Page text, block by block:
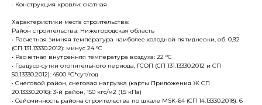
· Конструкция кровли: скатная
Характеристики места строительства:
Район строительства: Нижегородская область
• Расчетная зимняя температура наиболее холодной пятидневки, об. 0,92
(СП 131.13330.2012): минус 24 °С
• Расчетная внутренняя температура воздуха: 22 °С
• Градусо-сутки отопительного периода, ГСОП (СП 131.13330.2012 и СП
50.13330.2012): 4500 °С*сут/год
• Снеговой район, снеговая нагрузка (карты Приложения Ж СП
20.13330.2016): 3-й район, 150 кгс/м2 (1,5 кПа)
• Сейсмичность района строительства по шкале MSK-64 (СП 14.13330.2018): 6